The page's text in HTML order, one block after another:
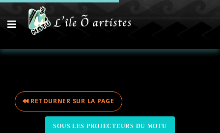
RETOURNER SUR LA PAGE
SOUS LES PROJECTEURS DU MOTU